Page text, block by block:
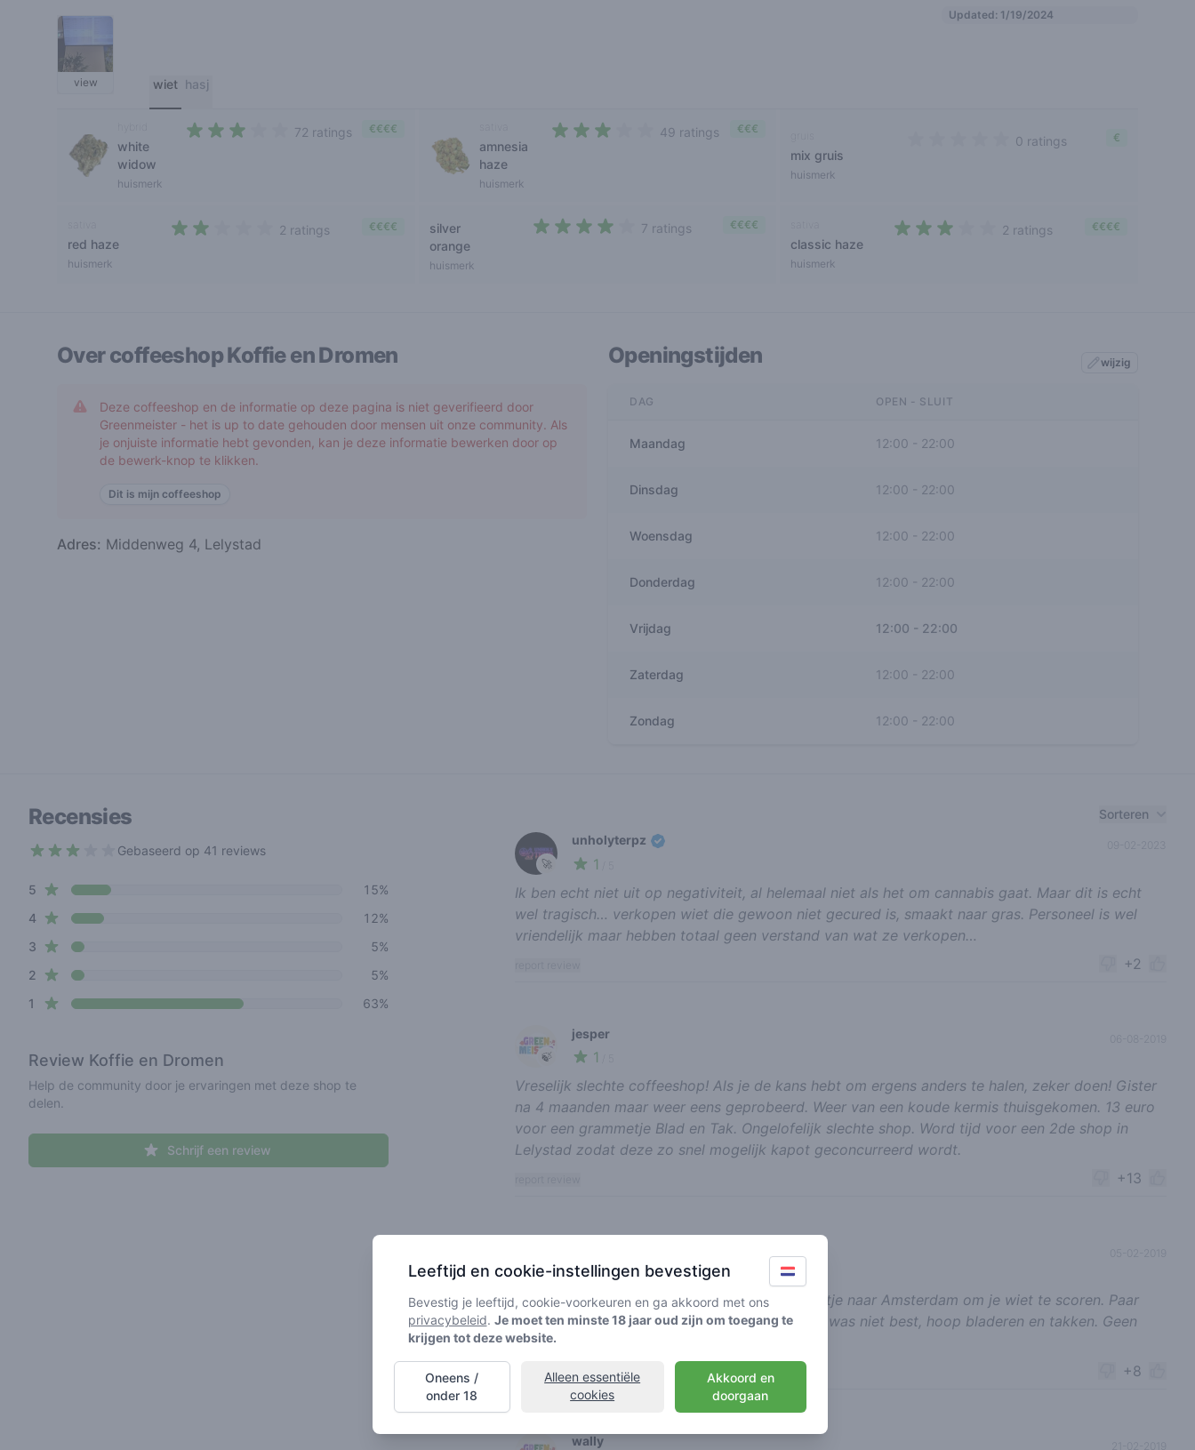
view wiet hasj
Updated: 1/19/2024
white
widow
huismerk
72 ratings €€€€
amnesia
haze
huismerk
49 ratings €€€
mix gruis
huismerk
0 ratings €
red haze
huismerk
2 ratings €€€€
silver
orange
huismerk
7 ratings €€€€
classic haze
huismerk
2 ratings €€€€
Over coffeeshopKoffie en Dromen
Deze coffeeshop en de informatie op deze pagina is niet geverifieerd door
Greenmeister - het is up to date gehouden door mensen uit onze community. Als
je onjuiste informatie hebt gevonden, kan je deze informatie bewerken door op
de bewerk-knop te klikken.
Dit is mijn coffeeshop
Adres: Middenweg 4, Lelystad
Openingstijden wijzig
DAG OPEN - SLUIT
Maandag 12:00 - 22:00
Dinsdag 12:00 22:00
Woensdag 12:00 - 22:00
Donderdag 12:00 22:00
Vrijdag 12:00 - 22:00
Zaterdag 12:00 22:00
Zondag 12:00 - 22:00
Recensies
Gebaseerd op 41 reviews
Review data
5 star reviews
15%
4star reviews
12%
3 star reviews
5%
2 star reviews
5%
1 star reviews 63%
Review Koffie en Dromen
Help de community door je ervaringen met deze shop te
delen.
Schrijf een review
Sorteren
🚀
unholyterpz
1
09-02-2023
Ik ben echt niet uit op negativiteit, al helemaal niet als het om cannabis gaat. Maar dit is echt
wel tragisch… verkopen wiet die gewoon niet gecured is, smaakt naar gras. Personeel is wel
vriendelijk maar hebben totaal geen verstand van wat ze verkopen…
+2
🍃
jesper
1
Vreselijk slechte coffeeshop! Als je de kans hebt om ergens anders te halen, zeker doen! Gister
na 4 maanden maar weer eens geprobeerd. Weer van een koude kermis thuisgekomen. 13 euro
voor een grammetje Blad en Tak. Ongelofelijk slechte shop. Word tijd voor een 2de shop in
Lelystad zodat deze zo snel mogelijk kapot geconcurreerd wordt.
+13
🌱 1/ 5
Treinstation ligt ernaast, beter pak je een treintje naar Amsterdam om je wiet te scoren. Paar
keer wiet gehaald bij “koffie en dromen” maar was niet best, hoop bladeren en takken. Geen
aanrader...
report review +8
wally
Leeftijd en cookie-instellingen bevestigen
Bevestig je leeftijd, cookie-voorkeuren en ga akkoord met ons
privacybeleid. Je moet ten minste 18 jaar oud zijn om toegang te
krijgen tot deze website.
Akkoord en
doorgaan
Alleen essentiële
cookies
Oneens /
onder 18